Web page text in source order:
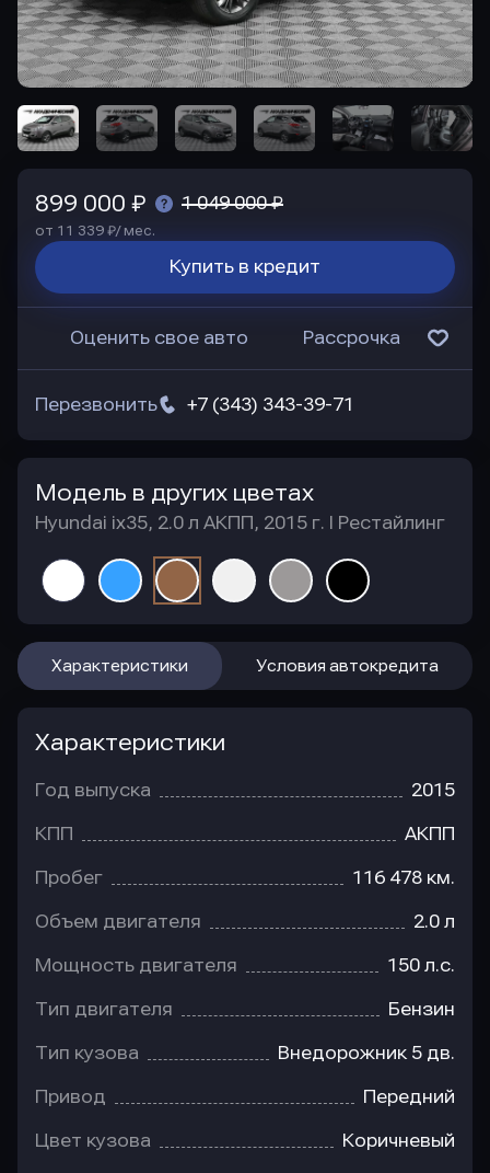
899 000 ₽ 1 049 000 ₽
от 11 339 ₽/ мес.
Купить в кредит
Оценить свое авто Рассрочка
+7 (343) 343-39-71
Перезвонить
Модель в других цветах
Hyundai ix35, 2.0 л АКПП, 2015 г. I Рестайлинг
Характеристики Условия автокредита
Характеристики
Год выпуска 2015
КПП АКПП
Пробег 116 478 км.
Объем двигателя 2.0 л
Мощность двигателя 150 л.с.
Тип двигателя Бензин
Тип кузова Внедорожник 5 дв.
Привод Передний
Цвет кузова Коричневый